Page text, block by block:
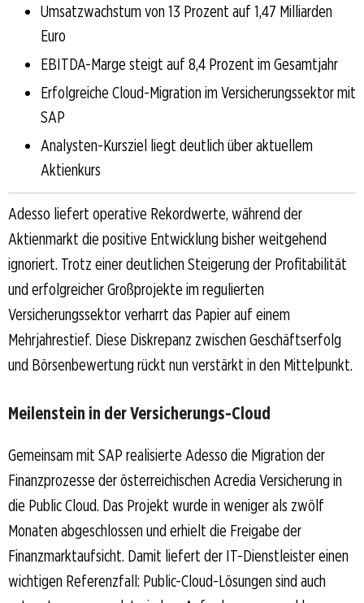
Umsatzwachstum von 13 Prozent auf 1,47 Milliarden
Euro
EBITDA-Marge steigt auf 8,4 Prozent im Gesamtjahr
Erfolgreiche Cloud-Migration im Versicherungssektor mit
SAP
Analysten-Kursziel liegt deutlich über aktuellem
Aktienkurs
Adesso liefert operative Rekordwerte, während der
Aktienmarkt die positive Entwicklung bisher weitgehend
ignoriert. Trotz einer deutlichen Steigerung der Profitabilität
und erfolgreicher Großprojekte im regulierten
Versicherungssektor verharrt das Papier auf einem
Mehrjahrestief. Diese Diskrepanz zwischen Geschäftserfolg
und Börsenbewertung rückt nun verstärkt in den Mittelpunkt.
Meilenstein in der Versicherungs-Cloud
Gemeinsam mit SAP realisierte Adesso die Migration der
Finanzprozesse der österreichischen Acredia Versicherung in
die Public Cloud. Das Projekt wurde in weniger als zwölf
Monaten abgeschlossen und erhielt die Freigabe der
Finanzmarktaufsicht. Damit liefert der IT-Dienstleister einen
wichtigen Referenzfall: Public-Cloud-Lösungen sind auch